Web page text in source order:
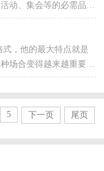
动、集会等的必需品，
编为大...
，他的最大特点就是
场合变得越来越重要，
为大家收...
5 下一页 尾页